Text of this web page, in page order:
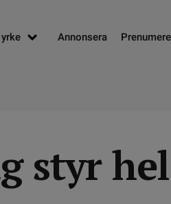
Annonsera
styr hel